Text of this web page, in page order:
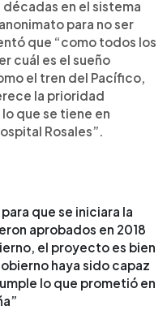
en el sistema
para no ser
que “como todos los
cuál es el sueño
el tren del Pacífico,
la prioridad
que se tiene en
Rosales”.
que se iniciara la
aprobados en 2018
el proyecto es bien
haya sido capaz
lo que prometió en